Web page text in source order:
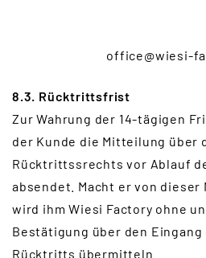
office@wiesi-
8.3. Rücktrittsfrist
Zur Wahrung der 14-tägigen
der Kunde die Mitteilung über
Rücktrittssrechts vor Ablauf
absendet. Macht er von dieser
wird ihm Wiesi Factory ohne
Bestätigung über den
Rücktritts übermitteln.